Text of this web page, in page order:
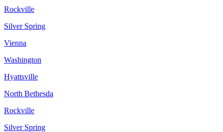
Rockville
Silver Spring
Vienna
Washington
Hyattsville
North Bethesda
Rockville
Silver Spring